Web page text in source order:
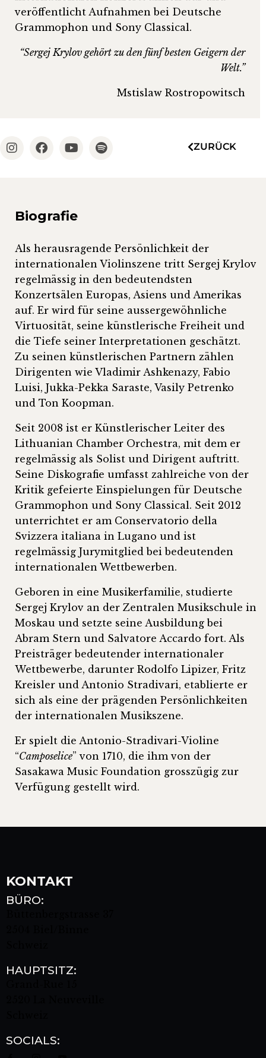
veröffentlicht Aufnahmen bei Deutsche
Grammophon und Sony Classical.
“Sergej Krylov gehört zu den fünf besten Geigern der
Welt.”
Mstislaw Rostropowitsch
ZURÜCK
Biografie
Als herausragende Persönlichkeit der
internationalen Violinszene tritt Sergej Krylov
regelmässig in den bedeutendsten
Konzertsälen Europas, Asiens und Amerikas
auf. Er wird für seine aussergewöhnliche
Virtuosität, seine künstlerische Freiheit und
die Tiefe seiner Interpretationen geschätzt.
Zu seinen künstlerischen Partnern zählen
Dirigenten wie Vladimir Ashkenazy, Fabio
Luisi, Jukka-Pekka Saraste, Vasily Petrenko
und Ton Koopman.
Seit 2008 ist er Künstlerischer Leiter des
Lithuanian Chamber Orchestra, mit dem er
regelmässig als Solist und Dirigent auftritt.
Seine Diskografie umfasst zahlreiche von der
Kritik gefeierte Einspielungen für Deutsche
Grammophon und Sony Classical. Seit 2012
unterrichtet er am Conservatorio della
Svizzera italiana in Lugano und ist
regelmässig Jurymitglied bei bedeutenden
internationalen Wettbewerben.
Geboren in eine Musikerfamilie, studierte
Sergej Krylov an der Zentralen Musikschule in
Moskau und setzte seine Ausbildung bei
Abram Stern und Salvatore Accardo fort. Als
Preisträger bedeutender internationaler
Wettbewerbe, darunter Rodolfo Lipizer, Fritz
Kreisler und Antonio Stradivari, etablierte er
sich als eine der prägenden Persönlichkeiten
der internationalen Musikszene.
Er spielt die Antonio-Stradivari-Violine
“Camposelice” von 1710, die ihm von der
Sasakawa Music Foundation grosszügig zur
Verfügung gestellt wird.
KONTAKT
BÜRO:
HAUPTSITZ:
SOCIALS: